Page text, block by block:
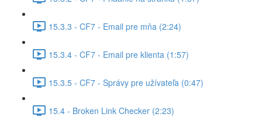
15.3.3 - CF7 - Email pre mňa (2:24)
15.3.4 - CF7 - Email pre klienta (1:57)
15.3.5 - CF7 - Správy pre užívateľa (0:47)
15.4 - Broken Link Checker (2:23)